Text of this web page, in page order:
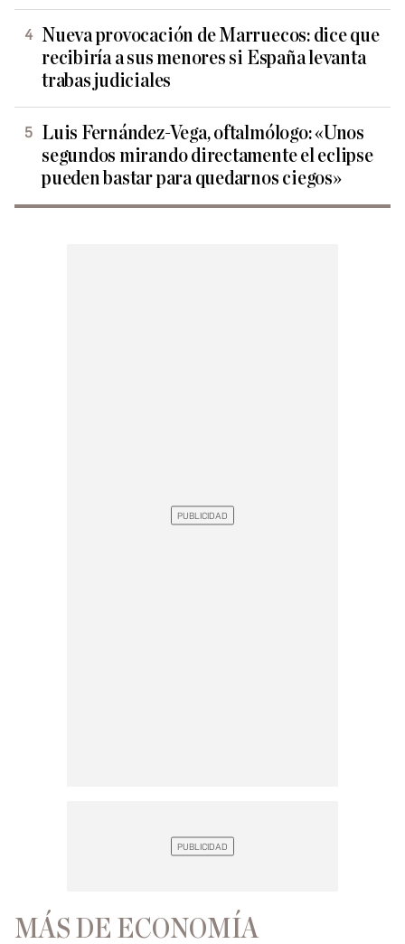
Nueva provocación de Marruecos: dice que
recibiría a sus menores si España levanta
trabas judiciales
Luis Fernández-Vega, oftalmólogo: «Unos
segundos mirando directamente el eclipse
pueden bastar para quedarnos ciegos»
MÁS DE ECONOMÍA